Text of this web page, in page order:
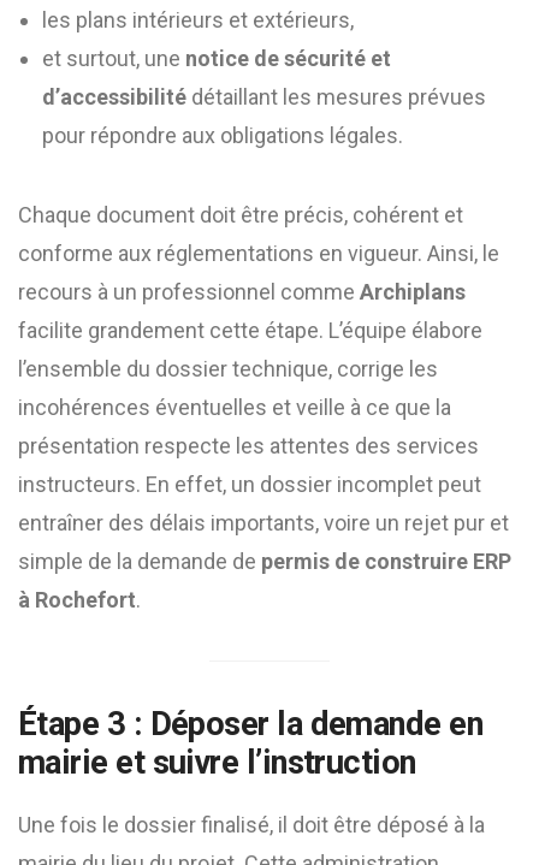
les plans intérieurs et extérieurs,
et surtout, une notice de sécurité et
d’accessibilité détaillant les mesures prévues
pour répondre aux obligations légales.
Chaque document doit être précis, cohérent et
conforme aux réglementations en vigueur. Ainsi, le
recours à un professionnel comme Archiplans
facilite grandement cette étape. L’équipe élabore
l’ensemble du dossier technique, corrige les
incohérences éventuelles et veille à ce que la
présentation respecte les attentes des services
instructeurs. En effet, un dossier incomplet peut
entraîner des délais importants, voire un rejet pur et
simple de la demande de permis de construire ERP
à Rochefort.
Étape 3 : Déposer la demande en
mairie et suivre l’instruction
Une fois le dossier finalisé, il doit être déposé à la